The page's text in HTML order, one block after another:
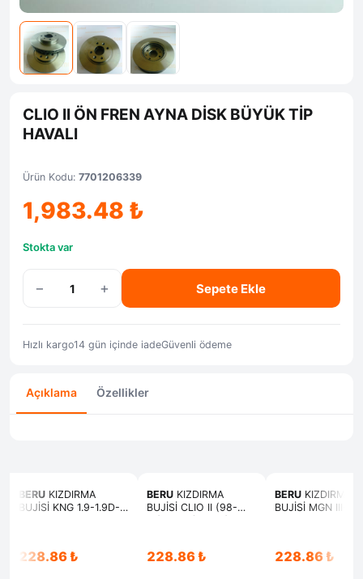
CLIO II ÖN FREN AYNA DİSK BÜYÜK TİP
HAVALI
Ürün Kodu: 7701206339
1,983.48 ₺
Stokta var
− + Sepete Ekle
Hızlı kargo14 gün içinde iadeGüvenli ödeme
Açıklama Özellikler
BERU KIZDIRMA
BUJİSİ KNG 1.9-1.9D-
1.9D(GEÇMELİ)
228.86 ₺
BERU KIZDIRMA
BUJİSİ CLIO II (98-
TRAFIC(97-01)(VİDALI)
228.86 ₺
BERU KIZDIRMA
BUJİSİ MGN III-
SANDERO 1.5DCI
228.86 ₺